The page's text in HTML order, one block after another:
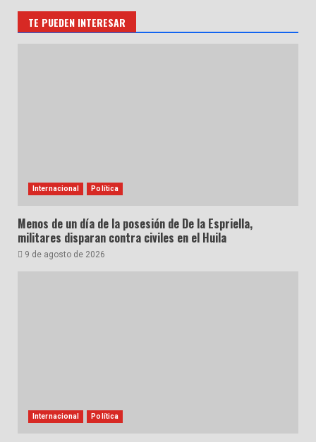
TE PUEDEN INTERESAR
Internacional Política
Menos de un día de la posesión de De la Espriella,
militares disparan contra civiles en el Huila
9 de agosto de 2026
Internacional Política